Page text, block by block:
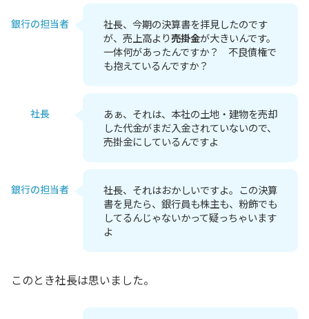
銀行の担当者
社長、今期の決算書を拝見したのです
が、売上高より売掛金が大きいんです。
一体何があったんですか？ 不良債権で
も抱えているんですか？
社長
あぁ、それは、本社の土地・建物を売却
した代金がまだ入金されていないので、
売掛金にしているんですよ
銀行の担当者
社長、それはおかしいですよ。この決算
書を見たら、銀行員も株主も、粉飾でも
してるんじゃないかって疑っちゃいます
よ
このとき社長は思いました。